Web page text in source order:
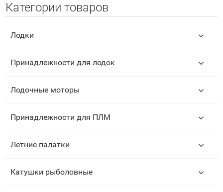
Категории товаров
Лодки
Принадлежности для лодок
Лодочные моторы
Принадлежности для ПЛМ
Летние палатки
Катушки рыболовные